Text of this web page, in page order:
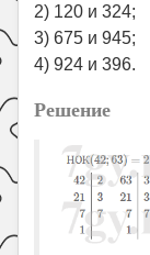
2) 120 и 324;
3) 675 и 945;
4) 924 и 396.
Решение